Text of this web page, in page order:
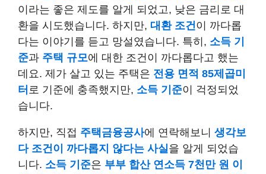
이라는 좋은 제도를 알게 되었고, 낮은 금리로 대
환을 시도했습니다. 하지만, 대환 조건이 까다롭
다는 이야기를 듣고 망설였습니다. 특히, 소득 기
준과 주택 규모에 대한 조건이 까다롭다고 했는
데요. 제가 살고 있는 주택은 전용 면적 85제곱미
터 로 기준에 충족했지만, 소득 기준이 걱정되었
습니다.
하지만, 직접 주택금융공사에 연락해보니 생각보
다 조건이 까다롭지 않다는 사실을 알게 되었습
니다. 소득 기준은 부부 합산 연소득 7천만 원 이